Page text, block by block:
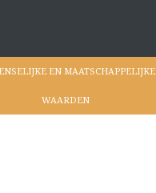
EN MAATSCHAPPELIJKE
WAARDEN